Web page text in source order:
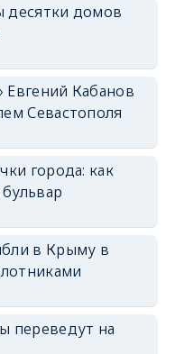
десятки домов
Кабанов
Севастополя
города: как
в Крыму в
переведут на